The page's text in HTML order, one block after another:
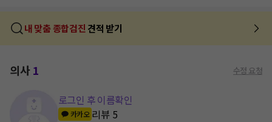
내 맞춤 종합검진 견적 받기
의사1 수정 요청
로그인 후 이름확인
카카오 리뷰 5